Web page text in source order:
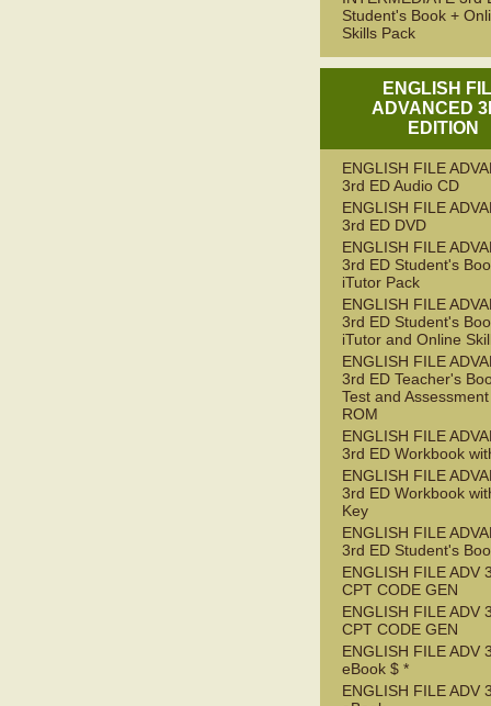
Student's Book +
Skills Pack
ENGLISH
ADVANCED
EDITION
ENGLISH FILE
3rd ED Audio CD
ENGLISH FILE
3rd ED DVD
ENGLISH FILE
3rd ED Student's
iTutor Pack
ENGLISH FILE
3rd ED Student's
iTutor and Online
ENGLISH FILE
3rd ED Teacher's
Test and
ROM
ENGLISH FILE
3rd ED Workbook
ENGLISH FILE
3rd ED Workbook
Key
ENGLISH FILE
3rd ED Student's
ENGLISH FILE ADV
CPT CODE GEN
ENGLISH FILE ADV
CPT CODE GEN
ENGLISH FILE ADV
eBook $ *
ENGLISH FILE ADV